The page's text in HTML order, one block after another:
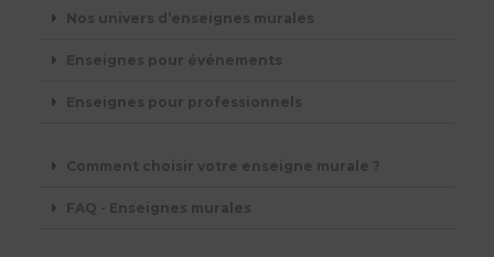
Nos univers d’enseignes murales
Enseignes pour événements
Enseignes pour professionnels
Comment choisir votre enseigne murale ?
FAQ - Enseignes murales